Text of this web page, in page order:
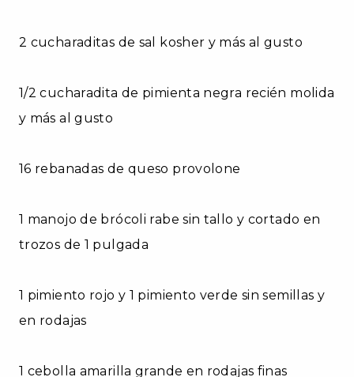
2 cucharaditas de sal kosher y más al gusto
1/2 cucharadita de pimienta negra recién molida
y más al gusto
16 rebanadas de queso provolone
1 manojo de brócoli rabe sin tallo y cortado en
trozos de 1 pulgada
1 pimiento rojo y 1 pimiento verde sin semillas y
en rodajas
1 cebolla amarilla grande en rodajas finas